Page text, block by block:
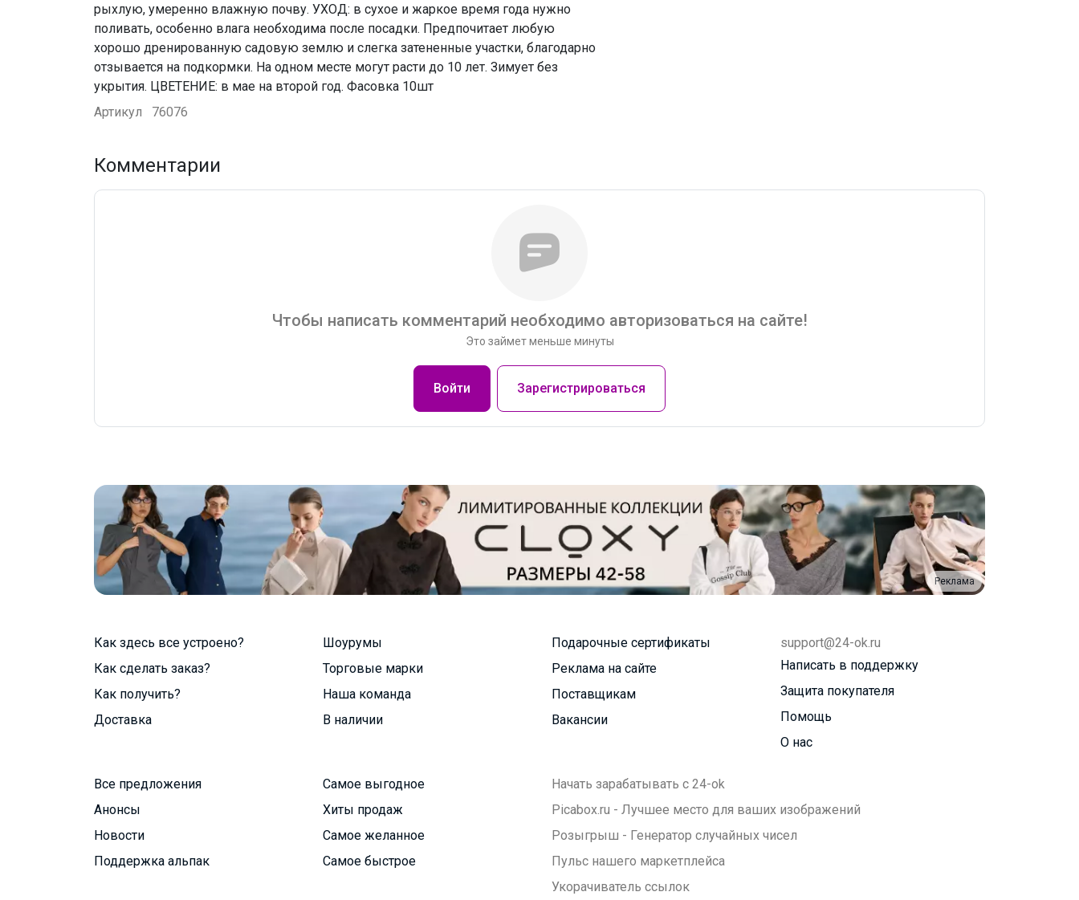
рыхлую, умеренно влажную почву. УХОД: в сухое и жаркое время года нужно
поливать, особенно влага необходима после посадки. Предпочитает любую
хорошо дренированную садовую землю и слегка затененные участки, благодарно
отзывается на подкормки. На одном месте могут расти до 10 лет. Зимует без
укрытия. ЦВЕТЕНИЕ: в мае на второй год. Фасовка 10шт
Артикул
76076
Комментарии
Чтобы написать комментарий необходимо авторизоваться на сайте!
Это займет меньше минуты
Войти Зарегистрироваться
Реклама
Как здесь все устроено?
Как сделать заказ?
Как получить?
Доставка
Шоурумы
Торговые марки
Наша команда
В наличии
Подарочные сертификаты
Реклама на сайте
Поставщикам
Вакансии
support@24-ok.ru
Написать в поддержку
Защита покупателя
Помощь
О нас
Все предложения
Анонсы
Новости
Поддержка альпак
Самое выгодное
Хиты продаж
Самое желанное
Самое быстрое
Начать зарабатывать с 24-ok
Picabox.ru - Лучшее место для ваших изображений
Розыгрыш - Генератор случайных чисел
Пульс нашего маркетплейса
Укорачиватель ссылок